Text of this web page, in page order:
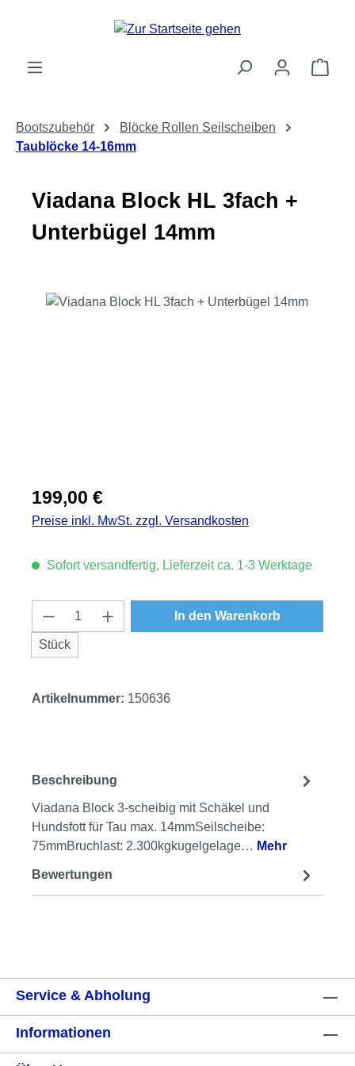
Zum Hauptinhalt springen
Bootszubehör
Blöcke Rollen Seilscheiben
Taublöcke 14-16mm
Viadana Block HL 3fach +
Unterbügel 14mm
Bildergalerie überspringen
Regulärer Preis:
199,00 €
Preise inkl. MwSt. zzgl. Versandkosten
Sofort versandfertig, Lieferzeit ca. 1-3 Werktage
Produkt Anzahl: Gib den gewünschten
Stück
In den Warenkorb
Artikelnummer: 150636
Beschreibung
Viadana Block 3-scheibig mit Schäkel und
Hundsfott für Tau max. 14mmSeilscheibe:
75mmBruchlast: 2.300kgkugelgelage… Mehr
Bewertungen
Service & Abholung
Informationen